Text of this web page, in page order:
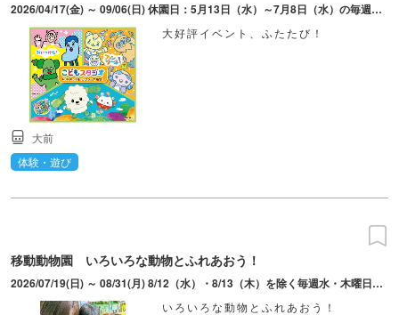
2026/04/17(金) ～ 09/06(日) 休園日：5月13日（水）～7月8日（水）の毎週水曜日、6月30日（火）営業時間変更：5月2日(土)～5月6日(水・振休)9:30～17:00
大好評イベント、ふたたび！
大前
体験・遊び
移動動物園 いろいろな動物とふれあおう！
2026/07/19(日) ～ 08/31(月) 8/12（水）・8/13（木）を除く毎週水・木曜日は定休日。開催時間は10:00～12:00、13:00～17:00。16時30分最終受付。7/19・20・8/8～16は9:30～開始。12:00～13:00は動物の休憩と清掃の為お休み。
いろいろな動物とふれあおう！